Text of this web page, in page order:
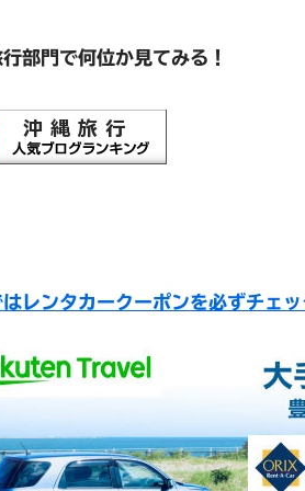
部門で何位か見てみる！
レンタカークーポンを必ずチェ